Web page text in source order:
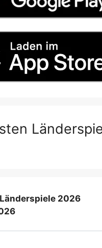
2026